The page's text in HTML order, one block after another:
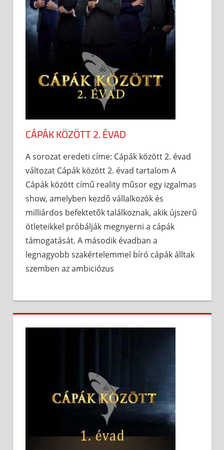
CÁPÁK KÖZÖTT 2. ÉVAD
A sorozat eredeti címe: Cápák között 2. évad
változat Cápák között 2. évad tartalom A
Cápák között című reality műsor egy izgalmas
show, amelyben kezdő vállalkozók és
milliárdos befektetők találkoznak, akik újszerű
ötleteikkel próbálják megnyerni a cápák
támogatását. A második évadban a
legnagyobb szakértelemmel bíró cápák álltak
szemben az ambiciózus